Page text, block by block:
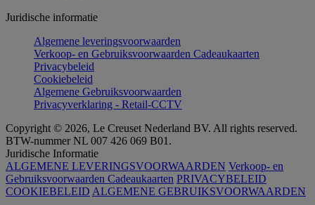
Juridische informatie
Algemene leveringsvoorwaarden
Verkoop- en Gebruiksvoorwaarden Cadeaukaarten
Privacybeleid
Cookiebeleid
Algemene Gebruiksvoorwaarden
Privacyverklaring - Retail-CCTV
Copyright © 2026, Le Creuset Nederland BV. All rights reserved.
BTW-nummer NL 007 426 069 B01.
Juridische Informatie
ALGEMENE LEVERINGSVOORWAARDEN Verkoop- en
Gebruiksvoorwaarden Cadeaukaarten PRIVACYBELEID
COOKIEBELEID ALGEMENE GEBRUIKSVOORWAARDEN